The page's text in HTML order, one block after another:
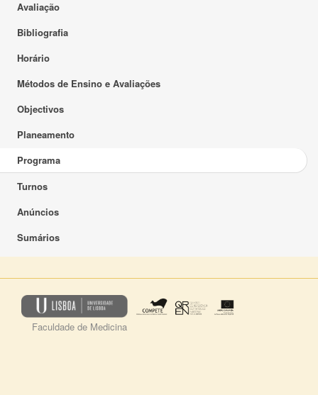
Avaliação
Bibliografia
Horário
Métodos de Ensino e Avaliações
Objectivos
Planeamento
Programa
Turnos
Anúncios
Sumários
Faculdade de Medicina